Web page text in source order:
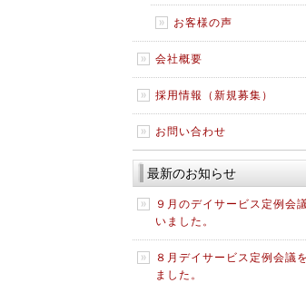
お客様の声
会社概要
採用情報（新規募集）
お問い合わせ
最新のお知らせ
９月のデイサービス定例会
いました。
８月デイサービス定例会議
ました。